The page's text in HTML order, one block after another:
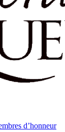
d’honneur